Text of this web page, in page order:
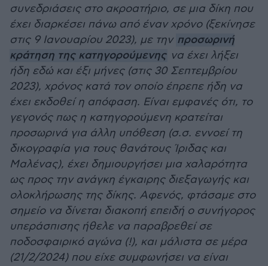
συνεδριάσεις στο ακροατήριο, σε μια δίκη που
έχει διαρκέσει πάνω από έναν χρόνο (ξεκίνησε
στις 9 Ιανουαρίου 2023), με την προσωρινή
κράτηση της κατηγορούμενης να έχει λήξει
ήδη εδώ και έξι μήνες (στις 30 Σεπτεμβρίου
2023), χρόνος κατά τον οποίο έπρεπε ήδη να
έχει εκδοθεί η απόφαση. Είναι εμφανές ότι, το
γεγονός πως η κατηγορούμενη κρατείται
προσωρινά για άλλη υπόθεση (σ.σ. εννοεί τη
δικογραφία για τους θανάτους Ίριδας και
Μαλένας), έχει δημιουργήσει μια χαλαρότητα
ως προς την ανάγκη έγκαιρης διεξαγωγής και
ολοκλήρωσης της δίκης. Αφενός, φτάσαμε στο
σημείο να δίνεται διακοπή επειδή ο συνήγορος
υπεράσπισης ήθελε να παραβρεθεί σε
ποδοσφαιρικό αγώνα (!), και μάλιστα σε μέρα
(21/2/2024) που είχε συμφωνήσει να είναι